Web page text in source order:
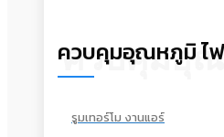
ควบคุมอุณ
ควบคุมอุณหภูมิ ไ
รูมเทอร์โม งานแอร์